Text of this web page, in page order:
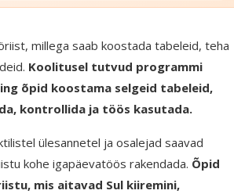
millega saab koostada tabeleid, teha
Koolitusel tutvud programmi
õpid koostama selgeid tabeleid,
kontrollida ja töös kasutada.
ülesannetel ja osalejad saavad
kohe igapäevatöös rakendada. Õpid
mis aitavad Sul kiiremini,